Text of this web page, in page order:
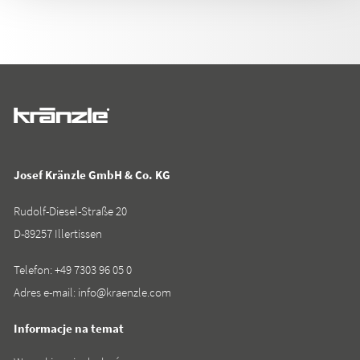
Josef Kränzle GmbH & Co. KG
Rudolf-Diesel-Straße 20
D-89257 Illertissen
Telefon:+49 7303 96 05 0
Adres e-mail: info@kraenzle.com
Informacje na temat